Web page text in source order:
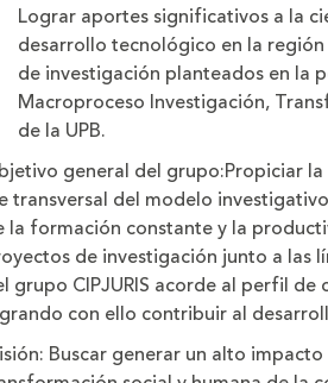
de
la
letra
Lograr aportes significativos a la
desarrollo tecnológico en la
de investigación planteados en la
Macroproceso Investigación,
de la UPB.
general del grupo:Propiciar
transversal del modelo
la formación constante y la
de investigación junto a las
grupo CIPJURIS acorde al perfil de
con ello contribuir al
Buscar generar un alto